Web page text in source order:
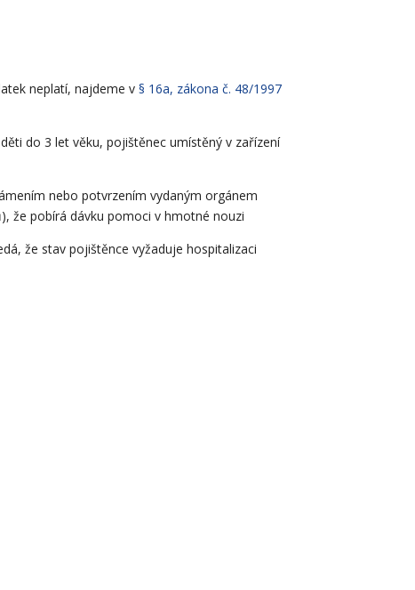
neplatí, najdeme v§ 16a, zákona č. 48/1997
do 3 let věku, pojištěnec umístěný v zařízení
nebo potvrzením vydaným orgánem
že pobírá dávku pomoci v hmotné nouzi
že stav pojištěnce vyžaduje hospitalizaci